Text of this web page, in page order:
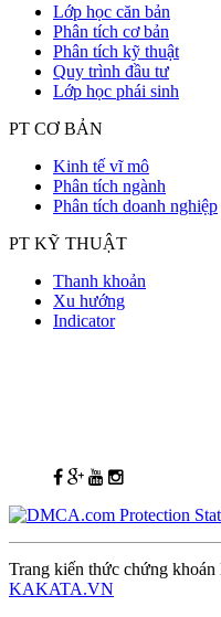
Lớp học căn bản
Phân tích cơ bản
Phân tích kỹ thuật
Quy trình đầu tư
Lớp học phái sinh
PT CƠ BẢN
Kinh tế vĩ mô
Phân tích ngành
Phân tích doanh nghiệp
PT KỸ THUẬT
Thanh khoản
Xu hướng
Indicator
Trang kiến thức chứng
KAKATA.VN